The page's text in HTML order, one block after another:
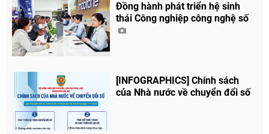
Đồng hành phát triển hệ sinh
thái Công nghiệp công nghệ số
[INFOGRAPHICS] Chính sách
của Nhà nước về chuyển đổi số